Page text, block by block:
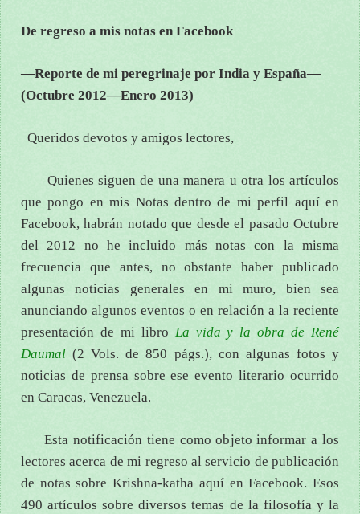
De regreso a mis notas en Facebook
—Reporte de mi peregrinaje por India y España—
(Octubre 2012—Enero 2013)
Queridos devotos y amigos lectores,
Quienes siguen de una manera u otra los artículos
que pongo en mis Notas dentro de mi perfil aquí en
Facebook, habrán notado que desde el pasado Octubre
del 2012 no he incluido más notas con la misma
frecuencia que antes, no obstante haber publicado
algunas noticias generales en mi muro, bien sea
anunciando algunos eventos o en relación a la reciente
presentación de mi libro La vida y la obra de René
Daumal (2 Vols. de 850 págs.), con algunas fotos y
noticias de prensa sobre ese evento literario ocurrido
en Caracas, Venezuela.
Esta notificación tiene como objeto informar a los
lectores acerca de mi regreso al servicio de publicación
de notas sobre Krishna-katha aquí en Facebook. Esos
490 artículos sobre diversos temas de la filosofía y la